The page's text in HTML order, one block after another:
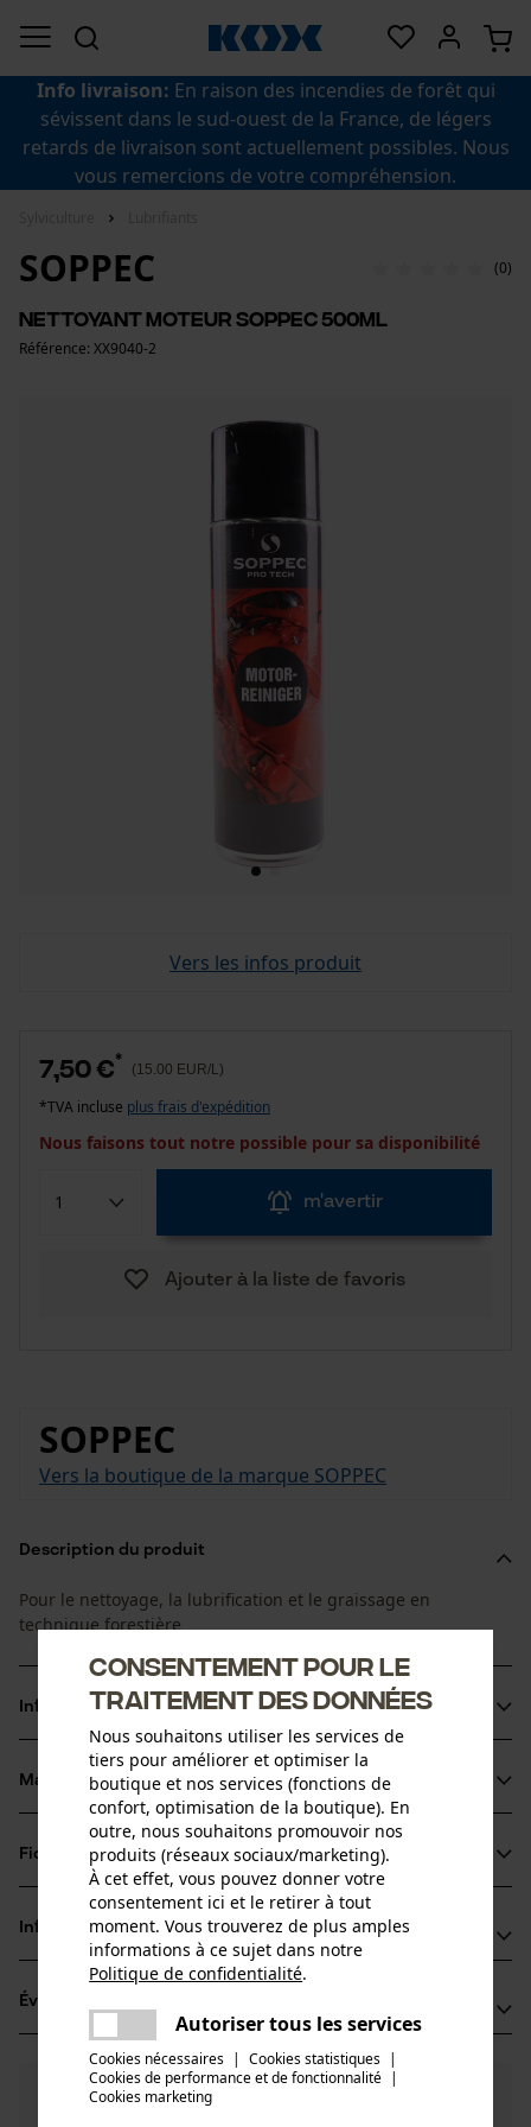
Info livraison: En raison des incendies de forêt qui
sévissent dans le sud-ouest de la France, de légers
retards de livraison sont actuellement possibles. Nous
vous remercions de votre compréhension.
SOPPEC (0)
Nettoyant moteur Soppec 500ml
Référence: XX9040-2
Vers les infos produit
7,50 €*
(15.00 EUR/L)
*TVA incluse plus frais d'expédition
Nous faisons tout notre possible pour sa disponibilité
m'avertir
Ajouter à la liste de favoris
SOPPEC
Vers la boutique de la marque SOPPEC
Description du produit
Pour le nettoyage, la lubrification et le graissage en
technique forestière
Informations sur le produit
Détails du produit
Type dactivité
Nettoyer
Groupe dâge
Nombre de pièces
Matériau & entretien
Matériau
Composition du matériau
HYDROCARBURES, C6-C7, N-ALCANES, ISOALCANES,
CYCLIQUES, <5 %, N-HEXANE, BUTANE, DIOXYDE DE
CARBONE
Fiches techniques
Fiche technique du fabricant (PDF)
Fiches techniques de sécurité (PDF)
Informations fabricant
Technima Central GmbH
Kreuzerweg 13
77955 Ettenheim, Allemagne
E-mail: info@technimacentral.com
Site web: -
Évaluations
(0)
Des questions ?
Consentement pour le
traitement des données
Nous souhaitons utiliser les services de
tiers pour améliorer et optimiser la
boutique et nos services (fonctions de
confort, optimisation de la boutique). En
outre, nous souhaitons promouvoir nos
produits (réseaux sociaux/marketing).
À cet effet, vous pouvez donner votre
consentement ici et le retirer à tout
moment. Vous trouverez de plus amples
informations à ce sujet dans notre
Politique de confidentialité.
Autoriser tous les services
Cookies nécessaires | Cookies statistiques |
Cookies de performance et de fonctionnalité |
Cookies marketing
Une erreur s'est produite. Veuillez
essayer encore.
partager
partager
mail